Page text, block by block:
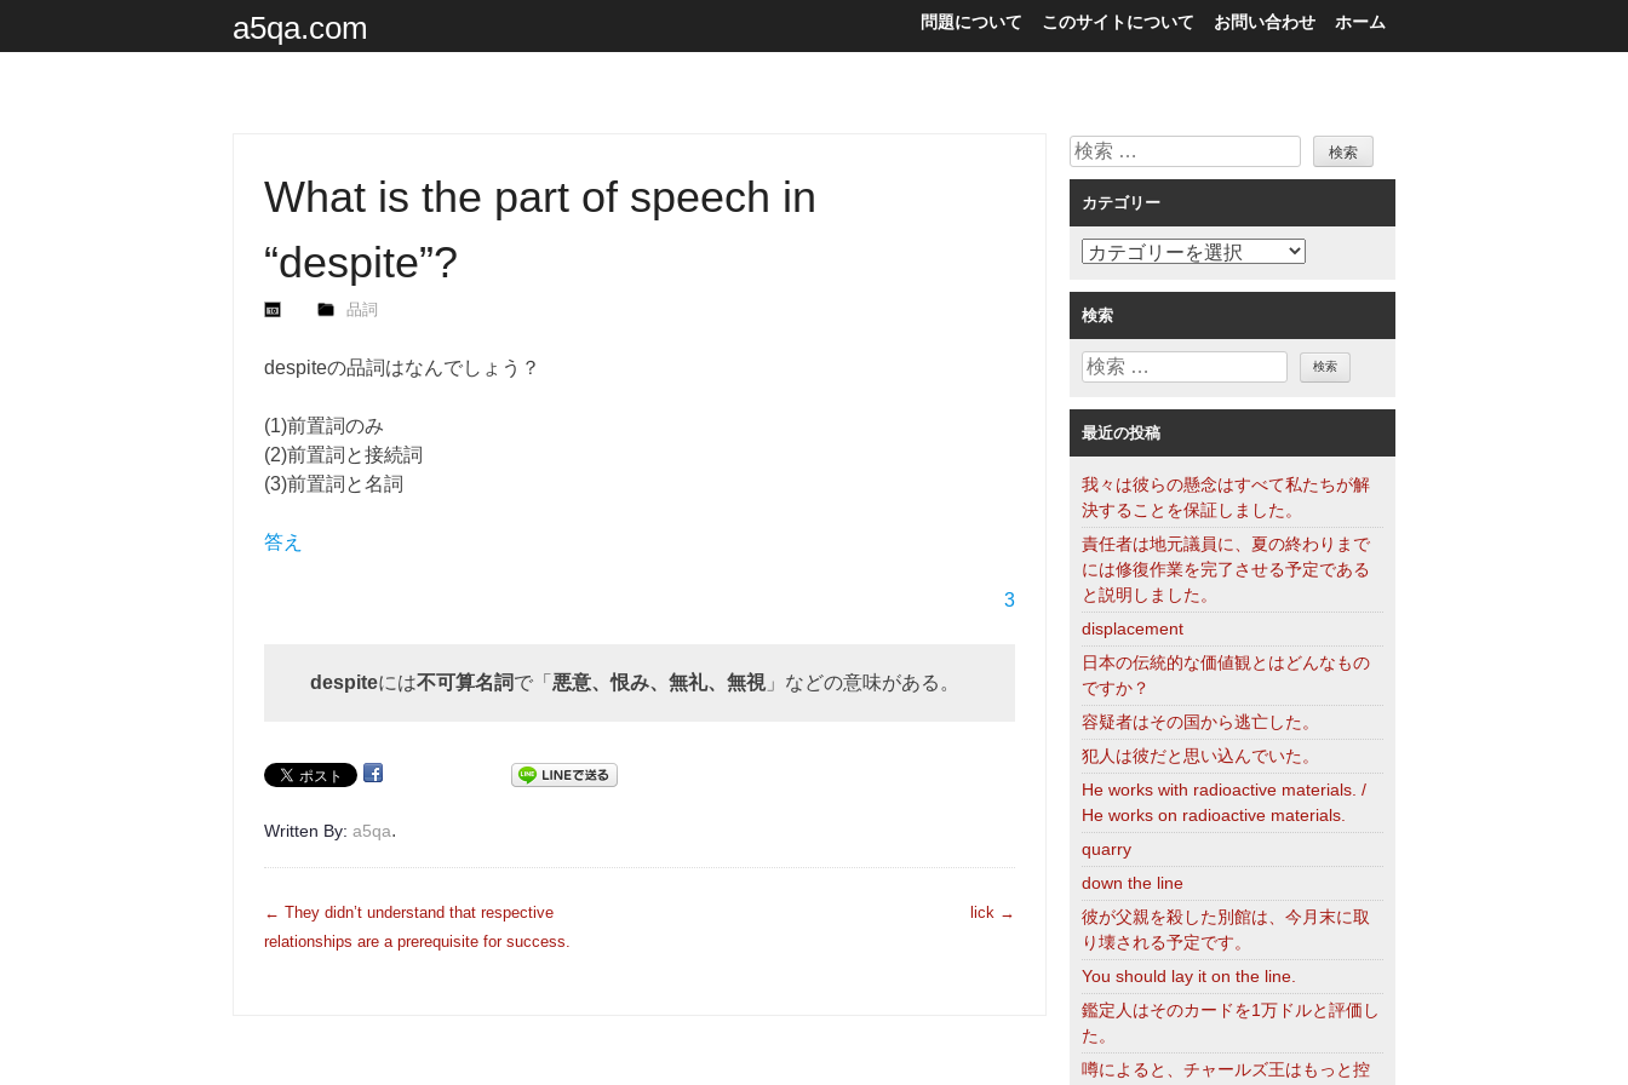
a5qa.com ホーム
お問い合わせ
このサイトについて
問題について
What is the part of speech in
“despite”?
品詞
despiteの品詞はなんでしょう？
(1)前置詞のみ
(2)前置詞と接続詞
(3)前置詞と名詞
答え
3
despiteには不可算名詞で「 悪意、恨み、無礼、無視 」などの意味がある。
Written By: a5qa.
投
稿
← They didn’t understand that respective
relationships are a prerequisite for success.
lick →
検
索
カテゴリー
カ
ゴ
リ
ー
検索
検
最近の投稿
我々は彼らの懸念はすべて私たちが解
決することを保証しました。
責任者は地元議員に、夏の終わりまで
には修復作業を完了させる予定である
と説明しました。
displacement
日本の伝統的な価値観とはどんなもの
ですか？
容疑者はその国から逃亡した。
犯人は彼だと思い込んでいた。
He works with radioactive materials. /
He works on radioactive materials.
quarry
down the line
彼が父親を殺した別館は、今月末に取
り壊される予定です。
You should lay it on the line.
鑑定人はそのカードを1万ドルと評価し
た。
噂によると、チャールズ王はもっと控